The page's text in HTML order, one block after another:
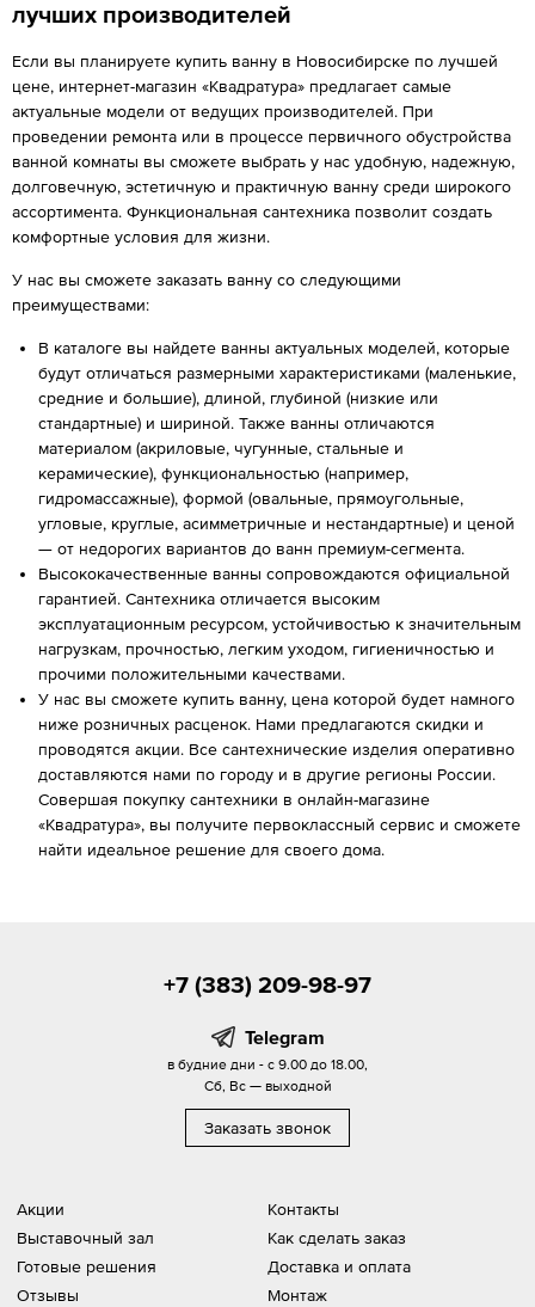
лучших производителей
Если вы планируете купить ванну в Новосибирске по лучшей
цене, интернет-магазин «Квадратура» предлагает самые
актуальные модели от ведущих производителей. При
проведении ремонта или в процессе первичного обустройства
ванной комнаты вы сможете выбрать у нас удобную, надежную,
долговечную, эстетичную и практичную ванну среди широкого
ассортимента. Функциональная сантехника позволит создать
комфортные условия для жизни.
У нас вы сможете заказать ванну со следующими
преимуществами:
В каталоге вы найдете ванны актуальных моделей, которые
будут отличаться размерными характеристиками (маленькие,
средние и большие), длиной, глубиной (низкие или
стандартные) и шириной. Также ванны отличаются
материалом (акриловые, чугунные, стальные и
керамические), функциональностью (например,
гидромассажные), формой (овальные, прямоугольные,
угловые, круглые, асимметричные и нестандартные) и ценой
— от недорогих вариантов до ванн премиум-сегмента.
Высококачественные ванны сопровождаются официальной
гарантией. Сантехника отличается высоким
эксплуатационным ресурсом, устойчивостью к значительным
нагрузкам, прочностью, легким уходом, гигиеничностью и
прочими положительными качествами.
У нас вы сможете купить ванну, цена которой будет намного
ниже розничных расценок. Нами предлагаются скидки и
проводятся акции. Все сантехнические изделия оперативно
доставляются нами по городу и в другие регионы России.
Совершая покупку сантехники в онлайн-магазине
«Квадратура», вы получите первоклассный сервис и сможете
найти идеальное решение для своего дома.
Акции
Выставочный зал
Готовые решения
Отзывы
Контакты
Как сделать заказ
Доставка и оплата
Монтаж
+7 (383) 209-98-97
Telegram
в будние дни - с 9.00 до 18.00,
Сб, Вс — выходной
Заказать звонок